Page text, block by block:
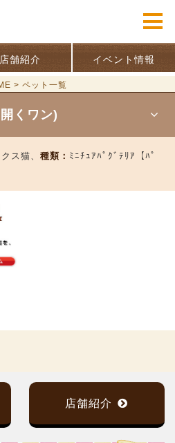
店舗紹介 イベント情報
> ペット一覧
くワン)
ス猫、 種類： ﾐﾆﾁｭｱﾊﾟｸﾞﾃﾘｱ【ﾊﾟ
店舗紹介